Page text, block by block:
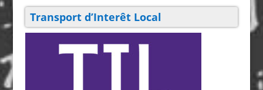
Transport d’Interêt Local